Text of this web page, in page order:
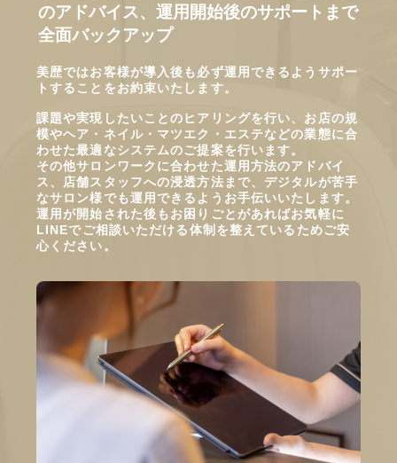
のアドバイス、運用開始後のサポートまで
全面バックアップ
美歴ではお客様が導入後も必ず運用できるようサポー
トすることをお約束いたします。
課題や実現したいことのヒアリングを行い、お店の規
模やヘア・ネイル・マツエク・エステなどの業態に合
わせた最適なシステムのご提案を行います。
その他サロンワークに合わせた運用方法のアドバイ
ス、店舗スタッフへの浸透方法まで、デジタルが苦手
なサロン様でも運用できるようお手伝いいたします。
運用が開始された後もお困りごとがあればお気軽に
LINEでご相談いただける体制を整えているためご安
心ください。